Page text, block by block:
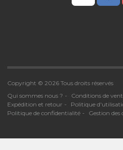
Copyright © 2026 Tous droits réservés
Qui sommes nous ?
Conditions de
Expédition et retour
Politique
Politique de confidentialité
Gestion des